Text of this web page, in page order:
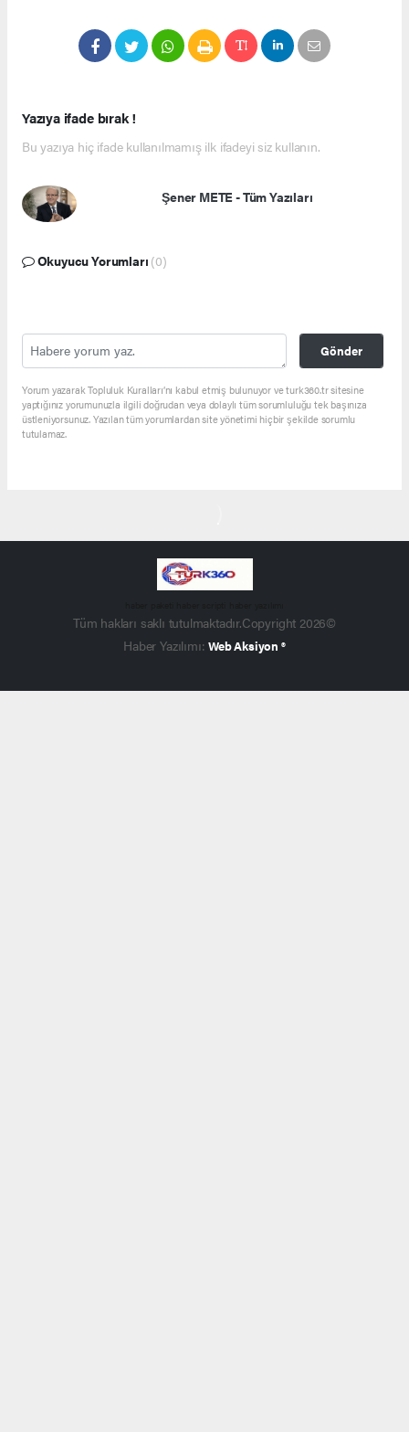
Yazıya ifade bırak !
Bu yazıya hiç ifade kullanılmamış ilk ifadeyi siz kullanın.
Şener METE - Tüm Yazıları
Okuyucu Yorumları (0)
Gönder
Yorum yazarak Topluluk Kuralları’nı kabul etmiş bulunuyor ve turk360.tr sitesine
yaptığınız yorumunuzla ilgili doğrudan veya dolaylı tüm sorumluluğu tek başınıza
üstleniyorsunuz. Yazılan tüm yorumlardan site yönetimi hiçbir şekilde sorumlu
tutulamaz.
Tüm hakları saklı tutulmaktadır.Copyright 2026©
Haber Yazılımı:Web Aksiyon ®